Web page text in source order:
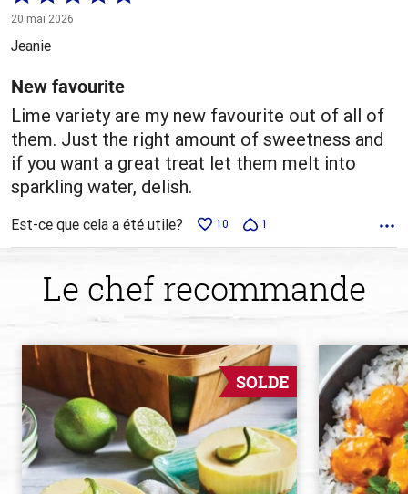
5 sur
5
20 mai 2026
Jeanie
New favourite
Lime variety are my new favourite out of all of
them. Just the right amount of sweetness and
if you want a great treat let them melt into
sparkling water, delish.
Est-ce que cela a été utile? 10 1
Le chef recommande
SOLDE